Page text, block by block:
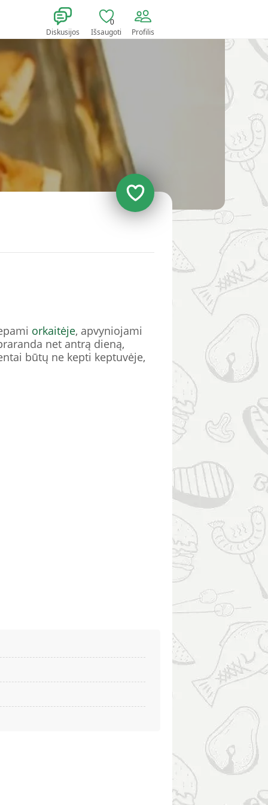
Diskusijos
0
Išsaugoti Profilis
orkaitėje, apvyniojami
net antrą dieną,
būtų ne kepti keptuvėje,